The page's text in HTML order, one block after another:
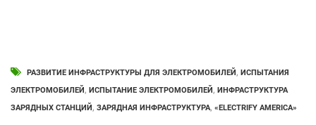
РАЗВИТИЕ ИНФРАСТРУКТУРЫ ДЛЯ ЭЛЕКТРОМОБИЛЕЙ, ИСПЫТАНИЯ
ЭЛЕКТРОМОБИЛЕЙ, ИСПЫТАНИЕ ЭЛЕКТРОМОБИЛЕЙ, ИНФРАСТРУКТУРА
ЗАРЯДНЫХ СТАНЦИЙ, ЗАРЯДНАЯ ИНФРАСТРУКТУРА, «ELECTRIFY AMERICA»